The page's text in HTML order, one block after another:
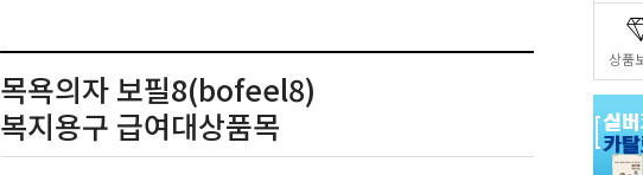
상품
목욕의자 보필8(bofeel8)
복지용구 급여대상품목